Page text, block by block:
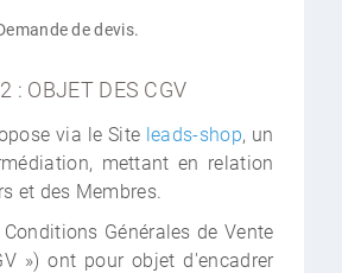
de devis.
: OBJET DES CGV
via le Site leads-shop, un
mettant en relation
et des Membres.
Générales de Vente
») ont pour objet d'encadrer